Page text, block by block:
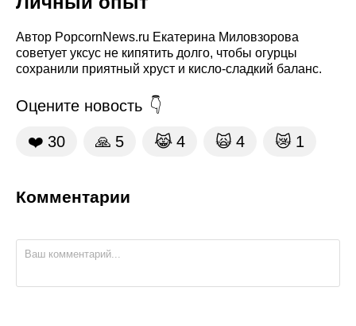
Автор PopcornNews.ru Екатерина Миловзорова
советует уксус не кипятить долго, чтобы огурцы
сохранили приятный хруст и кисло-сладкий баланс.
Оцените новость
❤️ 30 🙏 5 😹 4 🙀 4 😿 1
Комментарии